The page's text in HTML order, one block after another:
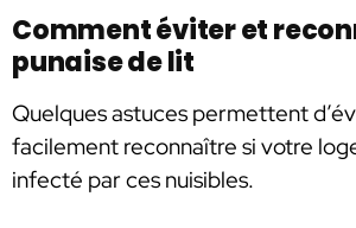
Comment éviter et
punaise de lit
Quelques astuces permettent
facilement reconnaître si votre
infecté par ces nuisibles.